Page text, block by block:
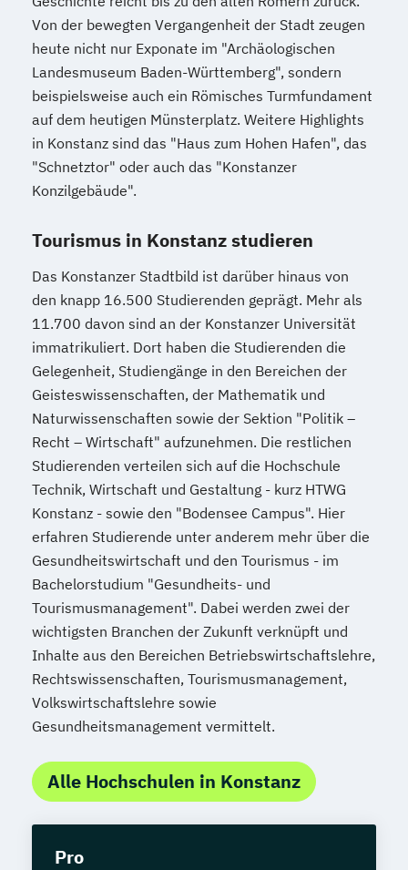
Von der bewegten Vergangenheit der Stadt zeugen
heute nicht nur Exponate im "Archäologischen
Landesmuseum Baden-Württemberg", sondern
beispielsweise auch ein Römisches Turmfundament
auf dem heutigen Münsterplatz. Weitere Highlights
in Konstanz sind das "Haus zum Hohen Hafen", das
"Schnetztor" oder auch das "Konstanzer
Konzilgebäude".
Tourismus in Konstanz studieren
Das Konstanzer Stadtbild ist darüber hinaus von
den knapp 16.500 Studierenden geprägt. Mehr als
11.700 davon sind an der Konstanzer Universität
immatrikuliert. Dort haben die Studierenden die
Gelegenheit, Studiengänge in den Bereichen der
Geisteswissenschaften, der Mathematik und
Naturwissenschaften sowie der Sektion "Politik –
Recht – Wirtschaft" aufzunehmen. Die restlichen
Studierenden verteilen sich auf die Hochschule
Technik, Wirtschaft und Gestaltung - kurz HTWG
Konstanz - sowie den "Bodensee Campus". Hier
erfahren Studierende unter anderem mehr über die
Gesundheitswirtschaft und den Tourismus - im
Bachelorstudium "Gesundheits- und
Tourismusmanagement". Dabei werden zwei der
wichtigsten Branchen der Zukunft verknüpft und
Inhalte aus den Bereichen Betriebswirtschaftslehre,
Rechtswissenschaften, Tourismusmanagement,
Volkswirtschaftslehre sowie
Gesundheitsmanagement vermittelt.
Alle Hochschulen in Konstanz
Pro